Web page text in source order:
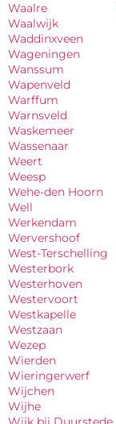
Waalre
Waalwijk
Waddinxveen
Wageningen
Wanssum
Wapenveld
Warffum
Warnsveld
Waskemeer
Wassenaar
Weert
Weesp
Wehe-den Hoorn
Well
Werkendam
Wervershoof
West-Terschelling
Westerbork
Westerhoven
Westervoort
Westkapelle
Westzaan
Wezep
Wierden
Wieringerwerf
Wijchen
Wijhe